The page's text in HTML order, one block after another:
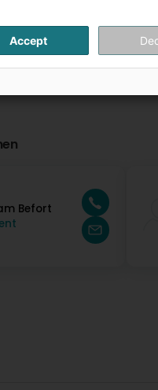
Befort
Accept